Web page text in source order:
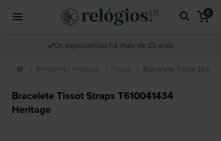
0
Os especialistas há mais de 25 anos
Braceletes relogios Tissot Bracelete Tissot
Bracelete Tissot Straps T610041434
Heritage